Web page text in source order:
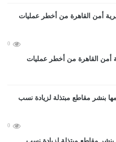
0
أمن القاهرة من أخطر عمليات
0